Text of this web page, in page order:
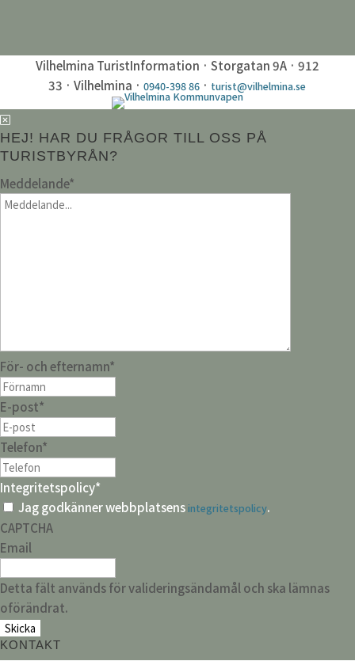
Vilhelmina TuristInformation · Storgatan 9A · 912
33 · Vilhelmina ·0940-398 86 · turist@vilhelmina.se
HEJ! HAR DU FRÅGOR TILL OSS PÅ
TURISTBYRÅN?
Meddelande*
För- och efternamn*
E-post*
Telefon*
Integritetspolicy*
Jag godkänner webbplatsensintegritetspolicy.
CAPTCHA
Email
Detta fält används för valideringsändamål och ska lämnas
oförändrat.
KONTAKT